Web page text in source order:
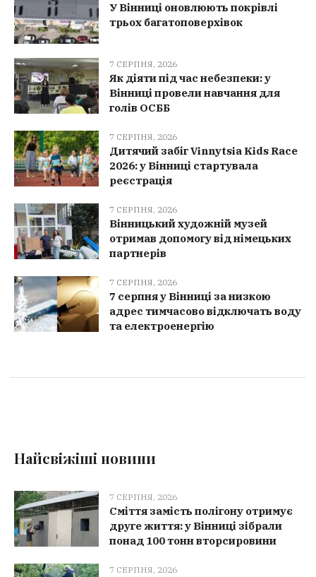
У Вінниці оновлюють покрівлі
трьох багатоповерхівок
7 СЕРПНЯ, 2026
Як діяти під час небезпеки: у
Вінниці провели навчання для
голів ОСББ
7 СЕРПНЯ, 2026
Дитячий забіг Vinnytsia Kids Race
2026: у Вінниці стартувала
реєстрація
7 СЕРПНЯ, 2026
Вінницький художній музей
отримав допомогу від німецьких
партнерів
7 СЕРПНЯ, 2026
7 серпня у Вінниці за низкою
адрес тимчасово відключать воду
та електроенергію
Найсвіжіші новини
7 СЕРПНЯ, 2026
Сміття замість полігону отримує
друге життя: у Вінниці зібрали
понад 100 тонн вторсировини
7 СЕРПНЯ, 2026